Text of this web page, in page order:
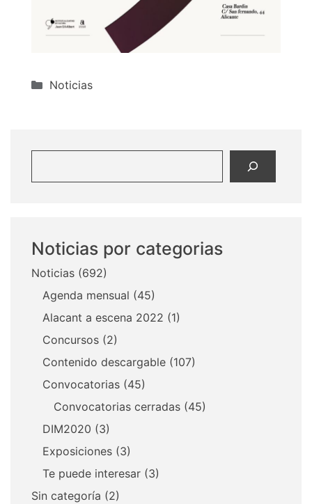
Categorías
Noticias
Noticias por categorias
Noticias (692)
Agenda mensual (45)
Alacant a escena 2022 (1)
Concursos (2)
Contenido descargable (107)
Convocatorias (45)
Convocatorias cerradas (45)
DIM2020 (3)
Exposiciones (3)
Te puede interesar (3)
Sin categoría (2)